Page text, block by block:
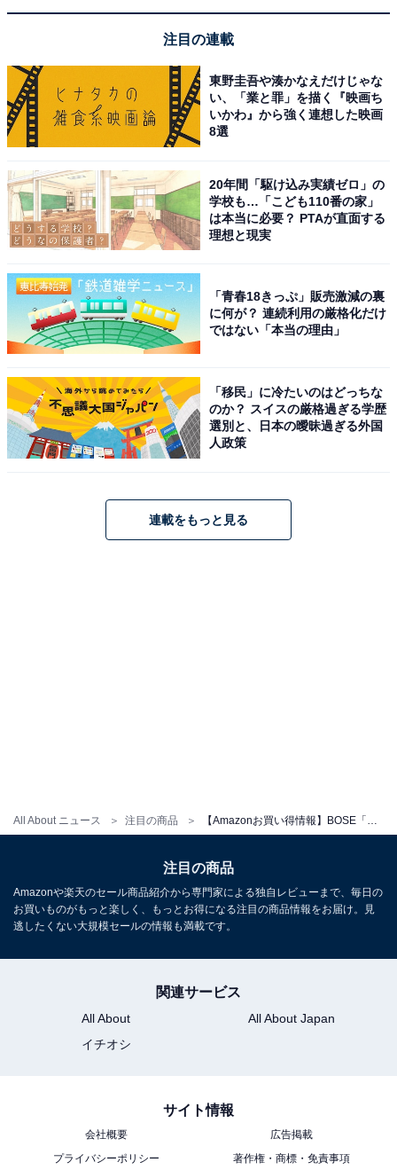
All About ニュース 注目の商品
Bose Smart Ultra Soundbar スマートサウンドバー
Dolby Atmos対応 Bluetooth, Wi-Fi接続 Amazon Alexa,
AIダイアログモード対応 ホワイト
Amazonで見る
BOSE「TV Speaker」
Bose TV Speaker テレビスピーカー Bluetooth 接続
59.4 cm (W) x 5.6 cm (H) x 10.2 cm (D) 2.0 kg ブラック
Amazonで見る
Bluetooth ポータブル スピーカー ワイヤレス 防水 最長
20時間連続再生 USB-C 3.5 mm AUX入力対応 ブラック
注目の連載
東野圭吾や湊かなえだけじゃな
い、「業と罪」を描く『映画ち
いかわ』から強く連想した映画
8選
20年間「駆け込み実績ゼロ」の
学校も…「こども110番の家」
は本当に必要？ PTAが直面する
理想と現実
「青春18きっぷ」販売激減の裏
に何が？ 連続利用の厳格化だけ
ではない「本当の理由」
「移民」に冷たいのはどっちな
のか？ スイスの厳格過ぎる学歴
選別と、日本の曖昧過ぎる外国
人政策
連載をもっと見る
注目の商品
Amazonや楽天のセール商品紹介から専門家による独自レビューまで、毎日の
お買いものがもっと楽しく、もっとお得になる注目の商品情報をお届け。見
逃したくない大規模セールの情報も満載です。
関連サービス
All About
All About Japan
イチオシ
サイト情報
会社概要
広告掲載
プライバシーポリシー
著作権・商標・免責事項